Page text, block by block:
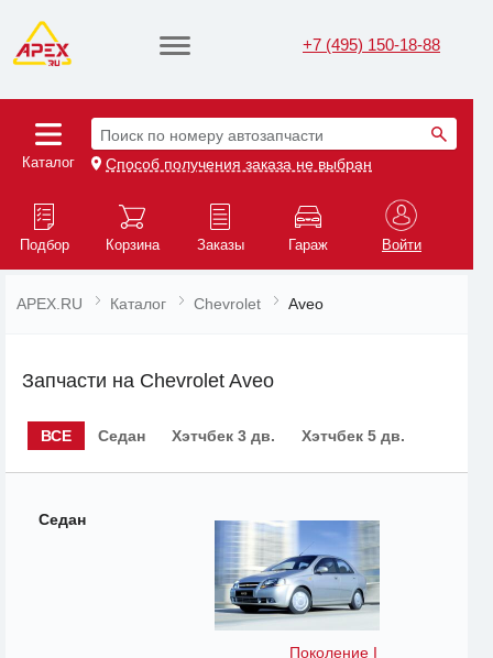
+7 (495) 150-18-88
Каталог
Поиск по номеру автозапчасти
Способ получения заказа не выбран
Подбор Корзина Заказы Гараж Войти
APEX.RU Каталог Chevrolet Aveo
Запчасти на Chevrolet Aveo
ВСЕ Седан Хэтчбек 3 дв. Хэтчбек 5 дв.
Седан
Поколение I